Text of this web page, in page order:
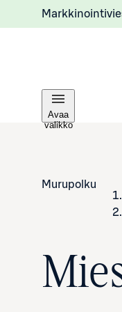
Avaa
valikko
Murupolku